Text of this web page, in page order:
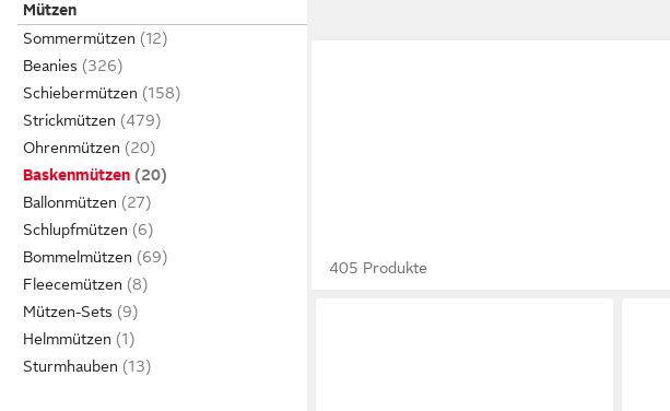
Mützen
Sommermützen
Beanies
Schiebermützen
Strickmützen
Ohrenmützen
Baskenmützen
Ballonmützen
Schlupfmützen
Bommelmützen
Fleecemützen
Mützen-Sets
Helmmützen
Sturmhauben
405 Produkte